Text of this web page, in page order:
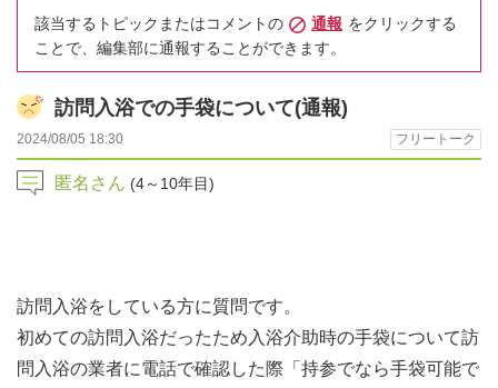
該当するトピックまたはコメントの 通報 をクリックする
ことで、編集部に通報することができます。
訪問入浴での手袋について(通報)
2024/08/05 18:30 フリートーク
匿名さん (4～10年目)
訪問入浴をしている方に質問です。
初めての訪問入浴だったため入浴介助時の手袋について訪
問入浴の業者に電話で確認した際「持参でなら手袋可能で